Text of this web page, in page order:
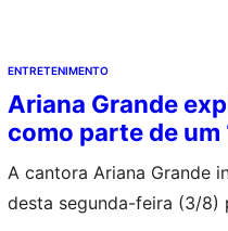
ENTRETENIMENTO
Ariana Grande
como parte de um
A cantora Ariana Grande
desta segunda-feira (3/8)